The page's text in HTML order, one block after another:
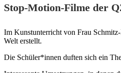
Stop-Motion-Filme der
Im Kunstunterricht von Frau
Welt erstellt.
Die Schüler*innen duften sich ein